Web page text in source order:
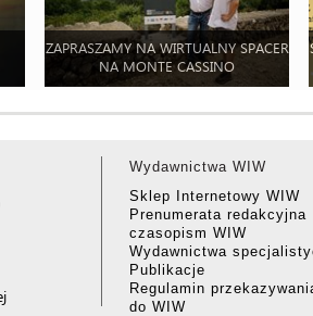
ZAPRASZAMY NA WIRTUALNY SPACER
NA MONTE CASSINO
Wydawnictwa WIW
Sklep Internetowy WIW
Prenumerata redakcyjna
czasopism WIW
Wydawnictwa
Publikacje
Regulamin
do WIW